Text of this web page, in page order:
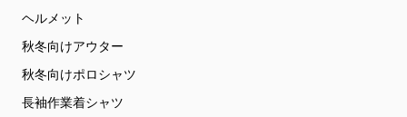
ヘルメット
秋冬向けアウター
秋冬向けポロシャツ
長袖作業着シャツ